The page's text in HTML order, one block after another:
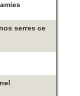
serres ce